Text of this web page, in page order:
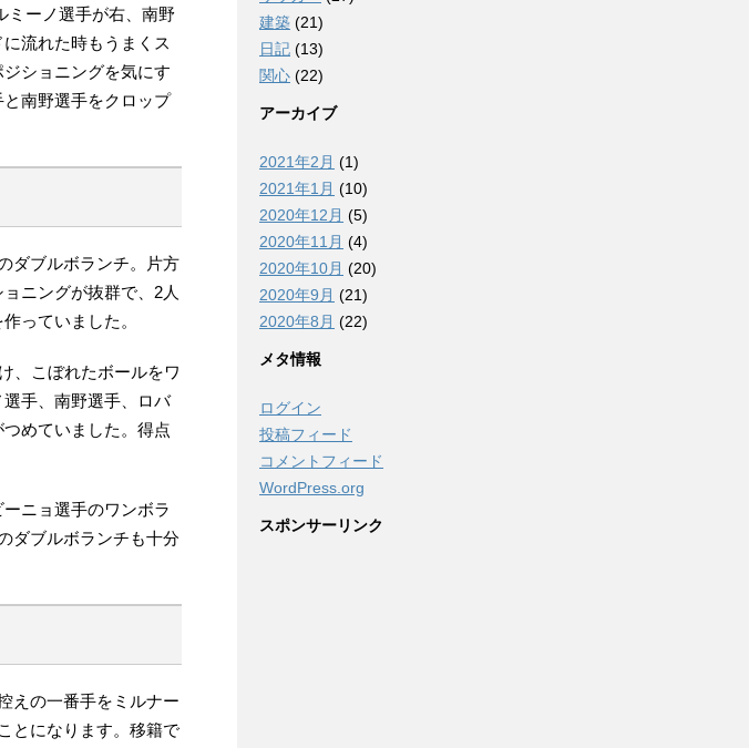
ミーノ選手が右、南野
流れた時もうまくス
ショニングを気にす
南野選手をクロップ
ダブルボランチ。片方
ニングが抜群で、2人
っていました。
、こぼれたボールをワ
手、南野選手、ロバ
めていました。得点
ニョ選手のワンボラ
ダブルボランチも十分
えの一番手をミルナー
とになります。移籍で
建築 (21)
日記 (13)
関心 (22)
アーカイブ
2021年2月 (1)
2021年1月 (10)
2020年12月 (5)
2020年11月 (4)
2020年10月 (20)
2020年9月 (21)
2020年8月 (22)
メタ情報
ログイン
投稿フィード
コメントフィード
WordPress.org
スポンサーリンク